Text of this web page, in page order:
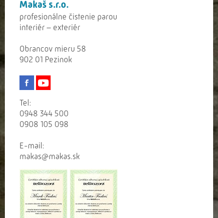
Makaš s.r.o.
profesionálne čistenie parou
interiér – exteriér
Obrancov mieru 58
902 01 Pezinok
Tel:
0948 344 500
0908 105 098
E-mail:
makas@makas.sk